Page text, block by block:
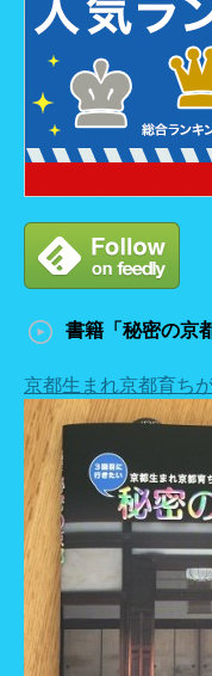
書籍「秘密の京
京都生まれ京都育ち